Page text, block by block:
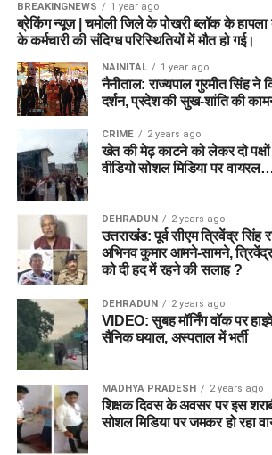
BREAKINGNEWS 1 year ago
ब्रेकिंग न्यूज़ | चमोली जिले के पोखरी ब्लॉक के हापला
के कर्मचारी की संदिग्ध परिस्थितियों में मौत हो गई।
NAINITAL 1 year ago
नैनीताल: राज्यपाल गुरमीत सिंह ने
दर्शन, प्रदेश की सुख-शांति की
CRIME 2 years ago
खेत की मेढ़ काटने को लेकर दो
वीडियो सोशल मिडिया पर
DEHRADUN 2 years ago
उत्तराखंड: पूर्व सीएम त्रिवेंद्र सिंह
अभिनव कुमार आमने-सामने,
को दी हद में रहने की सलाह ?
DEHRADUN 2 years ago
VIDEO: सुबह मॉर्निंग वॉक पर
सैनिक घयाल, अस्पताल में भर्ती
MADHYA PRADESH 2 years ago
शिक्षक दिवस के अवसर पर इस
सोशल मिडिया पर जमकर हो रहा